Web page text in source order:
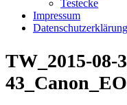
Testecke
Impressum
Datenschutzerklärung
TW_2015-08-